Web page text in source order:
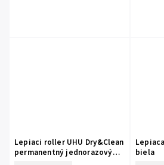
Lepiaci roller UHU Dry&Clean
permanentný jednorazový
biela